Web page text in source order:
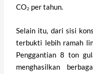
CO₂ per tahun.
Selain itu, dari sisi
terbukti lebih ramah
Penggantian 8 ton
menghasilkan